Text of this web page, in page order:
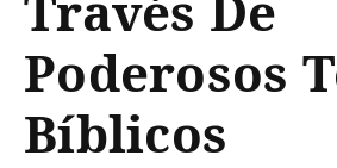
Poderosos
Bíblicos